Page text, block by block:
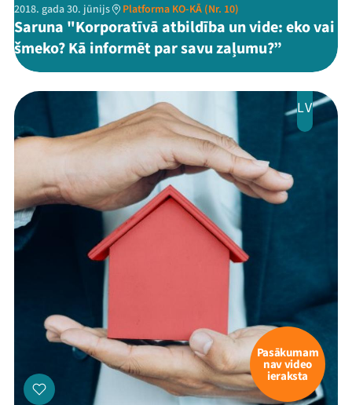
2018. gada 30. jūnijs Platforma KO-KĀ (Nr. 10)
Saruna "Korporatīvā atbildība un vide: eko vai
šmeko? Kā informēt par savu zaļumu?”
LV
Pasākumam
nav video
ieraksta